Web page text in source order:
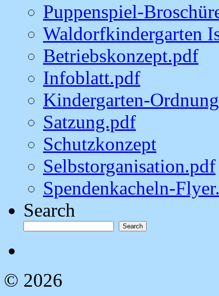
Puppenspiel-
Waldorfkindergarten
Betriebskonzept.pdf
Infoblatt.pdf
Kindergarten-
Satzung.pdf
Schutzkonzept
Selbstorganisation.pdf
Spendenkacheln-
Search
Search
© 2026